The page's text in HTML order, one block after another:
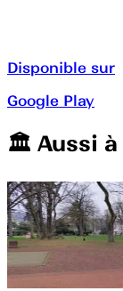
Disponible sur
Google Play
🏛️️ Aussi à